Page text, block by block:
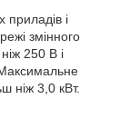
приладів і
змінного
250 В і
ніж 3,0 кВт.